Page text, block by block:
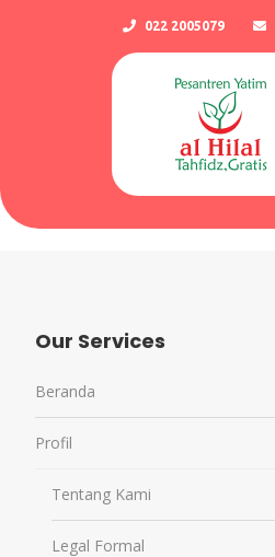
022 2005079
Our Services
Beranda
Profil
Tentang Kami
Legal Formal